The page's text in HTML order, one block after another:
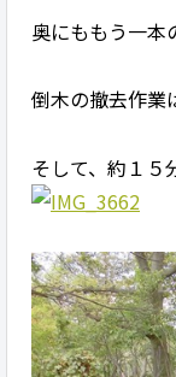
奥にももう一本
倒木の撤去作業
そして、約１５